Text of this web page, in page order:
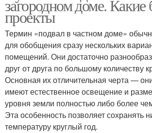
загородном доме.
проекты
Термин «подвал в частном доме»
для обобщения сразу нескольких
помещений. Они достаточно
друг от друга по большому количеству
Основная их отличительная черта —
имеют естественное освещение и
уровня земли полностью либо более
Эта особенность позволяет сохранять
температуру круглый год.